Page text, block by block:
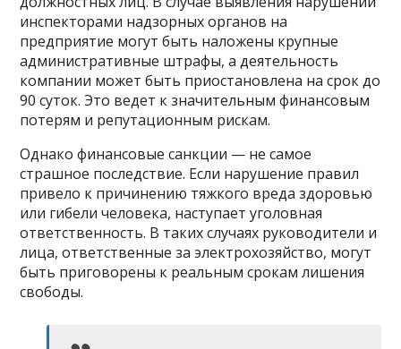
инспекторами надзорных органов на
предприятие могут быть наложены крупные
административные штрафы, а деятельность
компании может быть приостановлена на срок до
90 суток. Это ведет к значительным финансовым
потерям и репутационным рискам.
Однако финансовые санкции — не самое
страшное последствие. Если нарушение правил
привело к причинению тяжкого вреда здоровью
или гибели человека, наступает уголовная
ответственность. В таких случаях руководители и
лица, ответственные за электрохозяйство, могут
быть приговорены к реальным срокам лишения
свободы.